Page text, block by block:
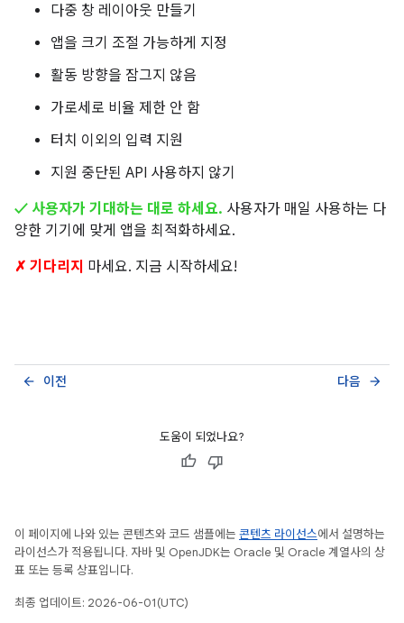
다중 창 레이아웃 만들기
앱을 크기 조절 가능하게 지정
활동 방향을 잠그지 않음
가로세로 비율 제한 안 함
터치 이외의 입력 지원
지원 중단된 API 사용하지 않기
✓ 사용자가 기대하는 대로 하세요. 사용자가 매일 사용하는 다
양한 기기에 맞게 앱을 최적화하세요.
✗ 기다리지 마세요. 지금 시작하세요!
이전
arrow_back 다음 arrow_forward
도움이 되었나요?
이 페이지에 나와 있는 콘텐츠와 코드 샘플에는 콘텐츠 라이선스에서 설명하는
라이선스가 적용됩니다. 자바 및 OpenJDK는 Oracle 및 Oracle 계열사의 상
표 또는 등록 상표입니다.
최종 업데이트: 2026-06-01(UTC)